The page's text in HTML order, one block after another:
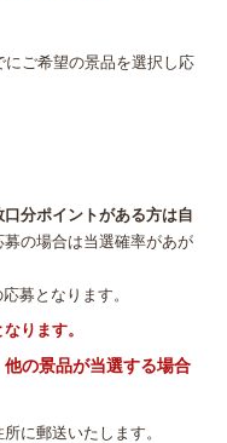
ご希望の景品を選択し応
分ポイントがある方は自
募の場合は当選確率があが
募となります。
ります。
他の景品が当選する場合
に郵送いたします。